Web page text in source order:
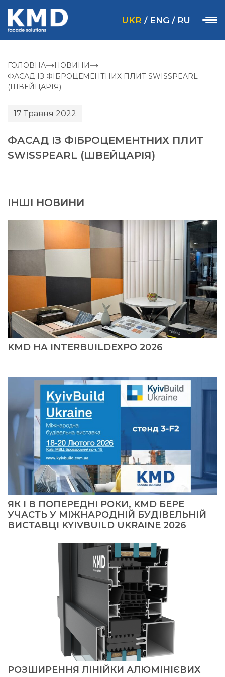
UKR / ENG / RU
ГОЛОВНА
НОВИНИ
ФАСАД ІЗ ФІБРОЦЕМЕНТНИХ ПЛИТ SWISSPEARL
(ШВЕЙЦАРІЯ)
17 Травня 2022
ФАСАД ІЗ ФІБРОЦЕМЕНТНИХ ПЛИТ
SWISSPEARL (ШВЕЙЦАРІЯ)
ІНШІ НОВИНИ
KMD НА INTERBUILDEXPO 2026
ЯК І В ПОПЕРЕДНІ РОКИ, KMD БЕРЕ
УЧАСТЬ У МІЖНАРОДНІЙ БУДІВЕЛЬНІЙ
ВИСТАВЦІ KYIVBUILD UKRAINE 2026
РОЗШИРЕННЯ ЛІНІЙКИ АЛЮМІНІЄВИХ